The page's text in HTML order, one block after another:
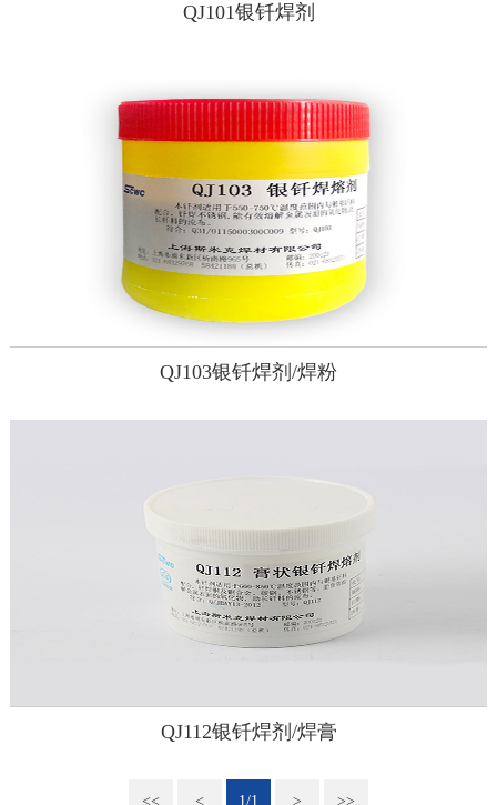
QJ101银钎焊剂
QJ103银钎焊剂/焊粉
QJ112银钎焊剂/焊膏
<< < 1/1 > >>